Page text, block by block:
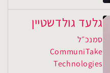
גלעד גולדשטיין
סמנכ״ל
CommuniTake
Technologies